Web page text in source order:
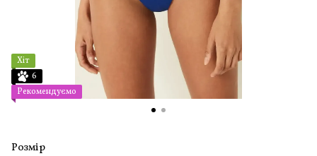
Хіт
6
Рекомендуємо
Розмір